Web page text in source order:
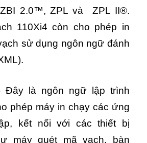
2.0™, ZPL và ZPL II®.
110Xi4 còn cho phép in
sử dụng ngôn ngữ đánh
là ngôn ngữ lập trình
phép máy in chạy các ứng
kết nối với các thiết bị
máy quét mã vạch, bàn